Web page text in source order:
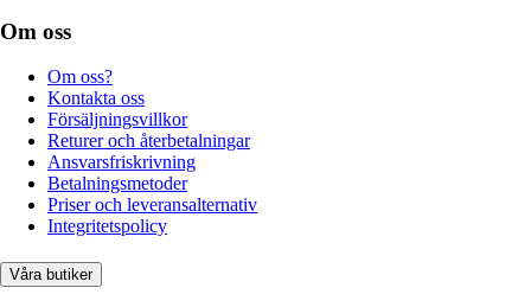
Om oss
Om oss?
Kontakta oss
Försäljningsvillkor
Returer och återbetalningar
Ansvarsfriskrivning
Betalningsmetoder
Priser och leveransalternativ
Integritetspolicy
Våra butiker